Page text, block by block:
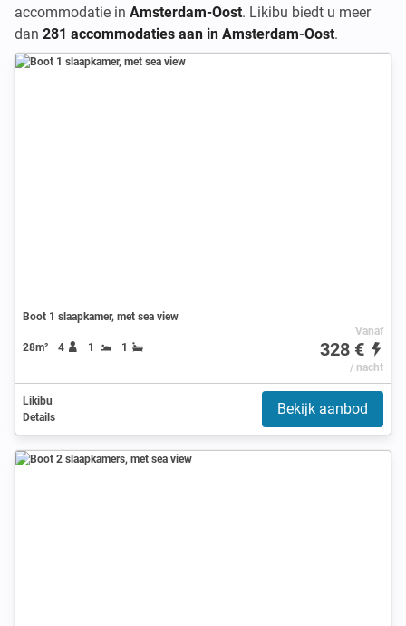
accommodatie in Amsterdam-Oost. Likibu biedt u meer
dan 281 accommodaties aan in Amsterdam-Oost.
Boot 1 slaapkamer, met sea view
28m² 4 1 1
Vanaf
328 €
/ nacht
Likibu
Details
Bekijk aanbod